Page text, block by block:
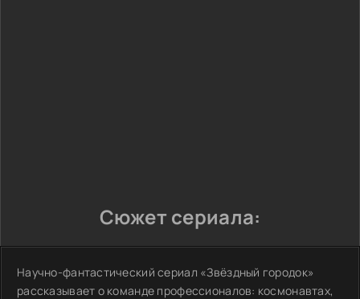
Сюжет сериала:
Научно-фантастический сериал «Звёздный городок»
рассказывает о команде профессионалов: космонавтах,